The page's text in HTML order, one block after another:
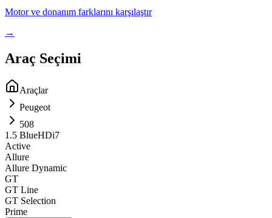
Motor ve donanım farklarını karşılaştır
→
Araç Seçimi
Araçlar
Peugeot
508
1.5 BlueHDi7
Active
Allure
Allure Dynamic
GT
GT Line
GT Selection
Prime